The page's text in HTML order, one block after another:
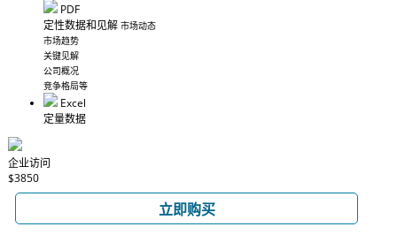
PDF
定性数据和见解 市场动态
市场趋势
关键见解
公司概况
竞争格局等
Excel
定量数据
企业访问
$3850
立即购买